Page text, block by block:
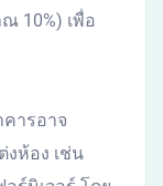
10%) เพื่อ
ารอาจ
งห้อง เช่น